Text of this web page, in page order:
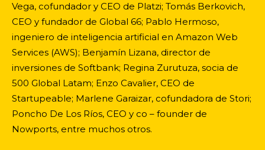
Vega, cofundador y CEO de Platzi; Tomás Berkovich,
CEO y fundador de Global 66; Pablo Hermoso,
ingeniero de inteligencia artificial en Amazon Web
Services (AWS); Benjamín Lizana, director de
inversiones de Softbank; Regina Zurutuza, socia de
500 Global Latam; Enzo Cavalier, CEO de
Startupeable; Marlene Garaizar, cofundadora de Stori;
Poncho De Los Ríos, CEO y co – founder de
Nowports, entre muchos otros.